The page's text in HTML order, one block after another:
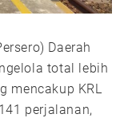
Daerah
total lebih
mencakup KRL
perjalanan,